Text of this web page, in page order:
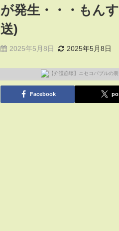
が発生・・・もん
送)
2025年5月8日 2025年5月8日
Facebook